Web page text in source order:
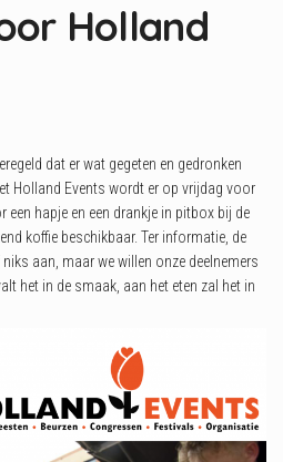
Holland
dat er wat gegeten en gedronken
Holland Events wordt er op vrijdag voor
een hapje en een drankje in pitbox bij de
koffie beschikbaar. Ter informatie, de
aan, maar we willen onze deelnemers
het in de smaak, aan het eten zal het in